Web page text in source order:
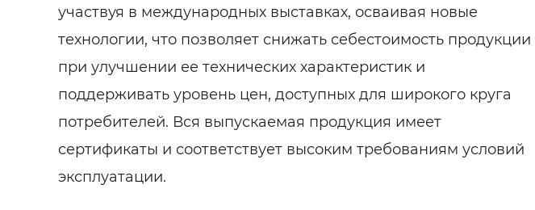
участвуя в международных выставках, осваивая новые
технологии, что позволяет снижать себестоимость продукции
при улучшении ее технических характеристик и
поддерживать уровень цен, доступных для широкого круга
потребителей. Вся выпускаемая продукция имеет
сертификаты и соответствует высоким требованиям условий
эксплуатации.